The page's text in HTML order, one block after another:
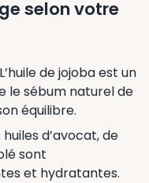
selon votre
L’huile de jojoba est un
le sébum naturel de
équilibre.
huiles d’avocat, de
sont
et hydratantes.